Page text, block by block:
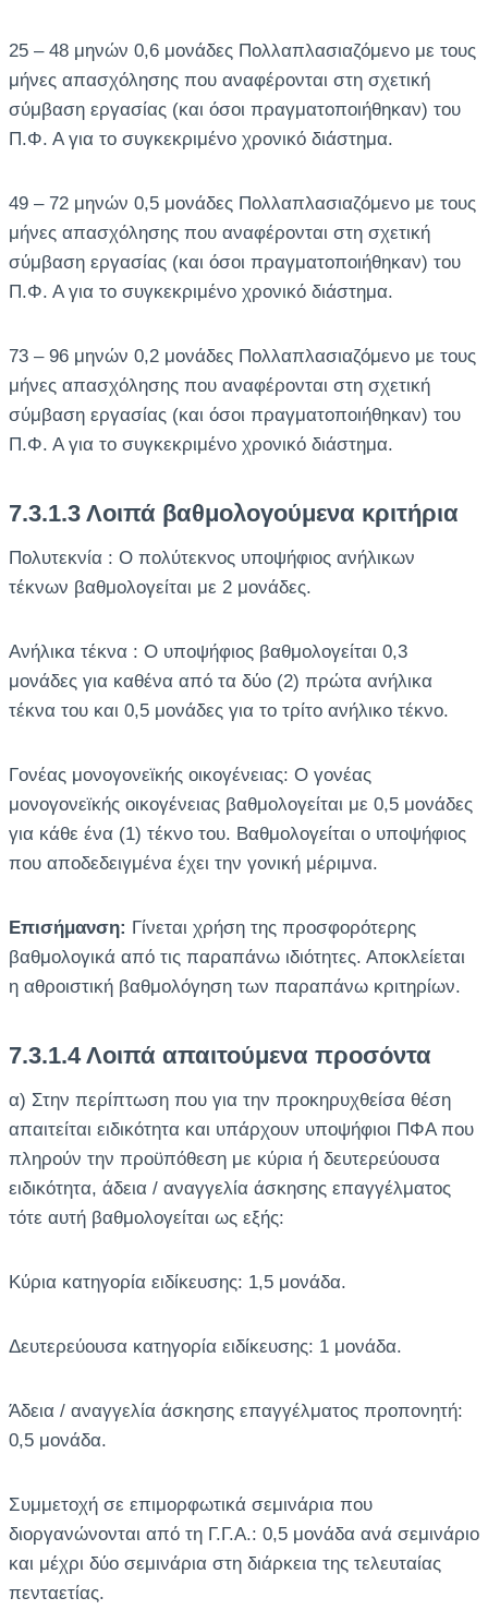
25 – 48 μηνών 0,6 μονάδες Πολλαπλασιαζόμενο με τους
μήνες απασχόλησης που αναφέρονται στη σχετική
σύμβαση εργασίας (και όσοι πραγματοποιήθηκαν) του
Π.Φ. Α για το συγκεκριμένο χρονικό διάστημα.
49 – 72 μηνών 0,5 μονάδες Πολλαπλασιαζόμενο με τους
μήνες απασχόλησης που αναφέρονται στη σχετική
σύμβαση εργασίας (και όσοι πραγματοποιήθηκαν) του
Π.Φ. Α για το συγκεκριμένο χρονικό διάστημα.
73 – 96 μηνών 0,2 μονάδες Πολλαπλασιαζόμενο με τους
μήνες απασχόλησης που αναφέρονται στη σχετική
σύμβαση εργασίας (και όσοι πραγματοποιήθηκαν) του
Π.Φ. Α για το συγκεκριμένο χρονικό διάστημα.
7.3.1.3 Λοιπά βαθμολογούμενα κριτήρια
Πολυτεκνία : Ο πολύτεκνος υποψήφιος ανήλικων
τέκνων βαθμολογείται με 2 μονάδες.
Ανήλικα τέκνα : Ο υποψήφιος βαθμολογείται 0,3
μονάδες για καθένα από τα δύο (2) πρώτα ανήλικα
τέκνα του και 0,5 μονάδες για το τρίτο ανήλικο τέκνο.
Γονέας μονογονεϊκής οικογένειας: Ο γονέας
μονογονεϊκής οικογένειας βαθμολογείται με 0,5 μονάδες
για κάθε ένα (1) τέκνο του. Βαθμολογείται ο υποψήφιος
που αποδεδειγμένα έχει την γονική μέριμνα.
Επισήμανση: Γίνεται χρήση της προσφορότερης
βαθμολογικά από τις παραπάνω ιδιότητες. Αποκλείεται
η αθροιστική βαθμολόγηση των παραπάνω κριτηρίων.
7.3.1.4 Λοιπά απαιτούμενα προσόντα
α) Στην περίπτωση που για την προκηρυχθείσα θέση
απαιτείται ειδικότητα και υπάρχουν υποψήφιοι ΠΦΑ που
πληρούν την προϋπόθεση με κύρια ή δευτερεύουσα
ειδικότητα, άδεια / αναγγελία άσκησης επαγγέλματος
τότε αυτή βαθμολογείται ως εξής:
Κύρια κατηγορία ειδίκευσης: 1,5 μονάδα.
Δευτερεύουσα κατηγορία ειδίκευσης: 1 μονάδα.
Άδεια / αναγγελία άσκησης επαγγέλματος προπονητή:
0,5 μονάδα.
Συμμετοχή σε επιμορφωτικά σεμινάρια που
διοργανώνονται από τη Γ.Γ.Α.: 0,5 μονάδα ανά σεμινάριο
και μέχρι δύο σεμινάρια στη διάρκεια της τελευταίας
πενταετίας.